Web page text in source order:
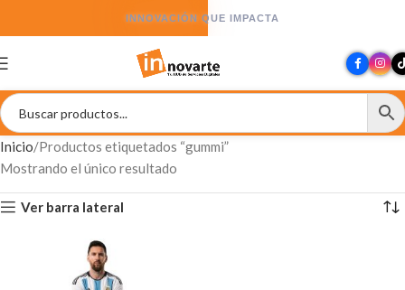
INNOVACIÓN QUE IMPACTA
Inicio Productos etiquetados “gummi”
Mostrando el único resultado
Ver barra lateral